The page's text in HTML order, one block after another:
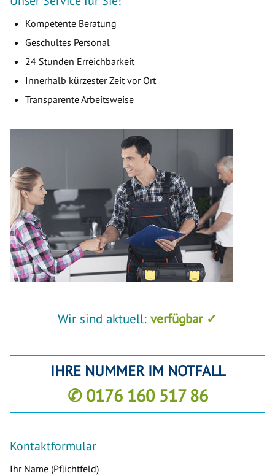
Kompetente Beratung
Geschultes Personal
24 Stunden Erreichbarkeit
Innerhalb kürzester Zeit vor Ort
Transparente Arbeitsweise
Wir sind aktuell: verfügbar ✓
IHRE NUMMER IM NOTFALL
✆ 0176 160 517 86
Kontaktformular
Ihr Name (Pflichtfeld)